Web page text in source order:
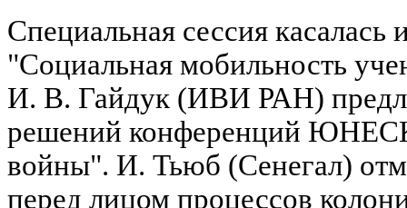
Специальная сессия
"Социальная мобильность
И. В. Гайдук (ИВИ РАН)
решений конференций
войны". И. Тьюб (Сенегал)
перед лицом процессов